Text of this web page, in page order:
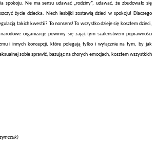
spokoju. Nie ma sensu udawać „rodziny”, udawać, że zbudowało się
życie dziecka. Niech lesbijki zostawią dzieci w spokoju! Dlaczego
takich kwestii? To nonsens! To wszystko dzieje się kosztem dzieci,
organizacje powinny się zająć tym szaleństwem poprawności
i innych koncepcji, które polegają tylko i wyłącznie na tym, by jak
sobie sprawić, bazując na chorych emocjach, kosztem wszystkich